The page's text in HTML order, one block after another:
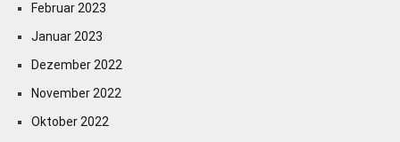
Februar 2023
Januar 2023
Dezember 2022
November 2022
Oktober 2022